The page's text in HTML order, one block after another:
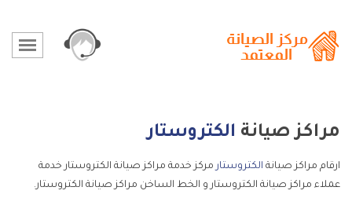
مراكز صيانة الكتروستار
ارقام مراكز صيانة الكتروستار مركز خدمة مراكز صيانة الكتروستار خدمة
عملاء مراكز صيانة الكتروستار و الخط الساخن مراكز صيانة الكتروستار.